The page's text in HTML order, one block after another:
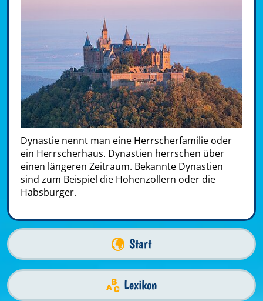
Dynastie nennt man eine Herrscherfamilie oder
ein Herrscherhaus. Dynastien herrschen über
einen längeren Zeitraum. Bekannte Dynastien
sind zum Beispiel die Hohenzollern oder die
Habsburger.
Start
Lexikon